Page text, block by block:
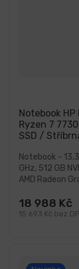
Notebook HP
Ryzen 7
SSD /
produktu
je
5,0
z
hvězdiček.
15 693 Kč bez
18 988 Kč
Notebook -
GHz, 512 GB
AMD Radeon